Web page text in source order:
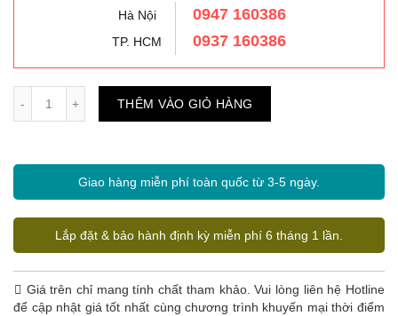
Hà Nội 0947 160386
TP. HCM 0937 160386
THÊM VÀO GIỎ HÀNG
Giao hàng miễn phí toàn quốc từ 3-5 ngày.
Lắp đặt & bảo hành định kỳ miễn phí 6 tháng 1 lần.
Giá trên chỉ mang tính chất tham khảo. Vui lòng liên hệ Hotline
để cập nhật giá tốt nhất cùng chương trình khuyến mại thời điểm